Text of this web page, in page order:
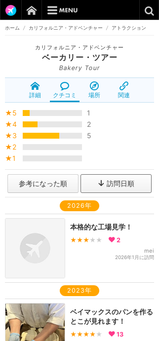
ホーム / カリフォルニア・アドベンチャー / アトラクション
カリフォルニア・アドベンチャー
ベーカリー・ツアー
Bakery Tour
詳細 クチコミ 場所 関連
★5
1
★4
2
★3
5
★2
★1
参考になった順 訪問日順
2026年
本格的な工場見学！
★★★ ★★ 2
mei
2026年1月に訪問
2023年
ベイマックスのパンを作る
とこが見れます！
★★★★ ★ 13